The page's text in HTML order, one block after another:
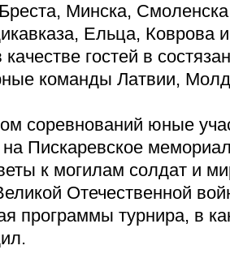
Минска,
Ельца, Коврова и
качестве гостей в
команды Латвии,
соревнований юные
на Пискаревское
к могилам солдат и
Отечественной
программы турнира, в